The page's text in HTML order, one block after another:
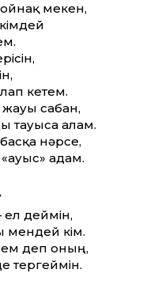
мекен,
кетем.
жауы сабан,
тауыса алам.
нәрсе,
адам.
ел деймін,
мендей кім.
деп оның,
тергеймін.